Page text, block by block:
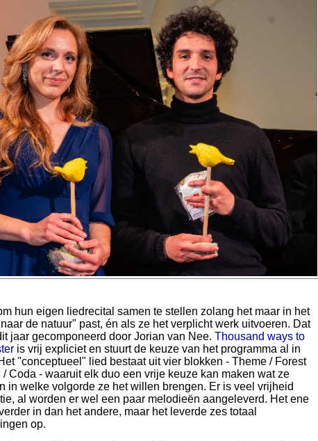
hun eigen liedrecital samen te stellen zolang het maar in het
de natuur" past, én als ze het verplicht werk uitvoeren. Dat
jaar gecomponeerd door Jorian van Nee. Thousand ways to
is vrij expliciet en stuurt de keuze van het programma al in
"conceptueel" lied bestaat uit vier blokken - Theme / Forest
/ Coda - waaruit elk duo een vrije keuze kan maken wat ze
in welke volgorde ze het willen brengen. Er is veel vrijheid
al worden er wel een paar melodieën aangeleverd. Het ene
in dan het andere, maar het leverde zes totaal
op.